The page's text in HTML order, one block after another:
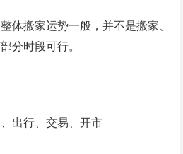
体搬家运势一般，并不是搬家、
分时段可行。
出行、交易、开市